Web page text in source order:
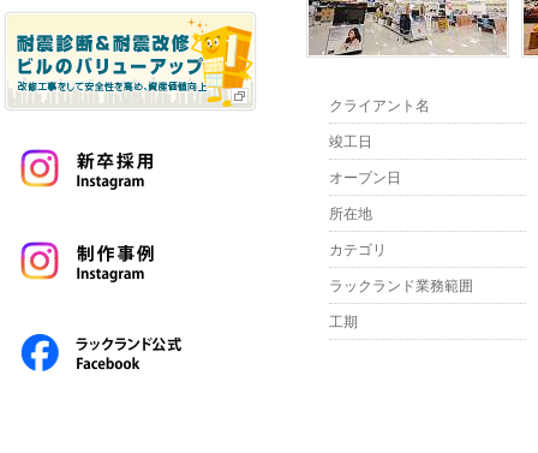
クライアント名
竣工日
オープン日
所在地
カテゴリ
ラックランド業務範囲
工期